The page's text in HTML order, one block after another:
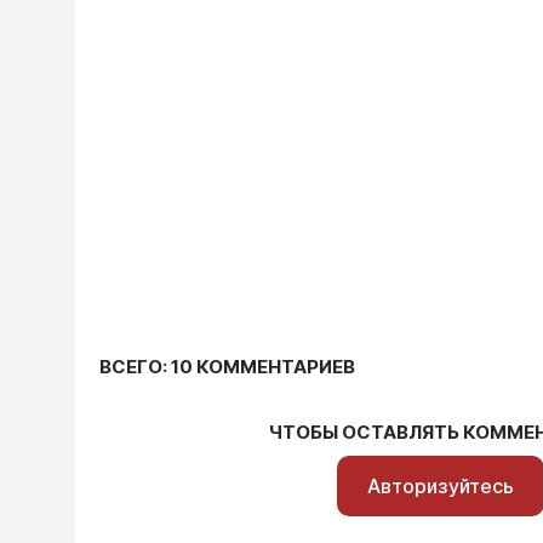
ВСЕГО: 10 КОММЕНТАРИЕВ
ЧТОБЫ ОСТАВЛЯТЬ
Авторизуйтесь